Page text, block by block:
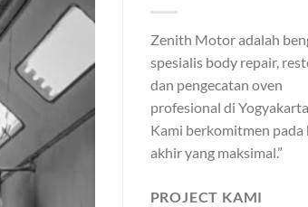
Zenith Motor adalah
spesialis body repair,
dan pengecatan oven
profesional di
Kami berkomitmen pada
akhir yang maksimal.”
PROJECT KAMI